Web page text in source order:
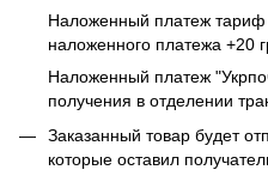
Наложенный платеж
наложенного платежа +20
Наложенный платеж
получения в отделении
Заказанный товар будет
которые оставил